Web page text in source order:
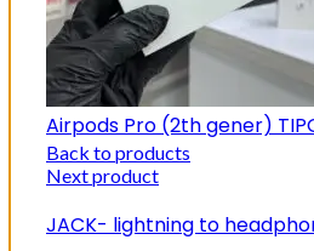
Airpods Pro (2th gener)
Back to products
Next product
JACK- lightning to